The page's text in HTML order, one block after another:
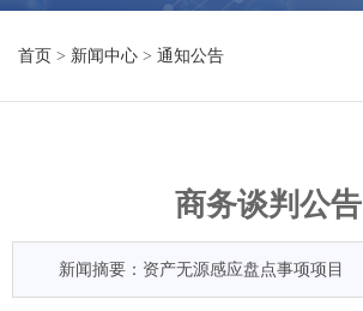
首页 > 新闻中心 > 通知公告
商务谈判公告
新闻摘要：资产无源感应盘点事项项目